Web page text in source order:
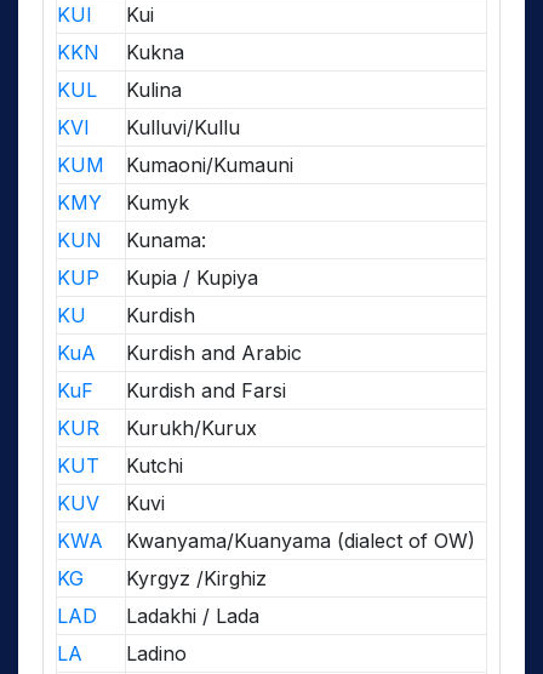
KUI
Kui
KKN
Kukna
KUL
Kulina
KVI
Kulluvi/Kullu
KUM
Kumaoni/Kumauni
KMY
Kumyk
KUN
Kunama:
KUP
Kupia / Kupiya
KU
Kurdish
KuA
Kurdish and Arabic
KuF
Kurdish and Farsi
KUR
Kurukh/Kurux
KUT
Kutchi
KUV
Kuvi
KWA
Kwanyama/Kuanyama (dialect of OW)
KG
Kyrgyz /Kirghiz
LAD
Ladakhi / Lada
LA
Ladino